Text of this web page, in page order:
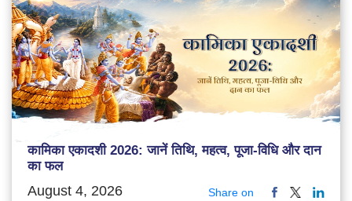
कामिका एकादशी 2026: जानें तिथि, महत्व, पूजा-विधि और दान
का फल
August 4, 2026 Share on